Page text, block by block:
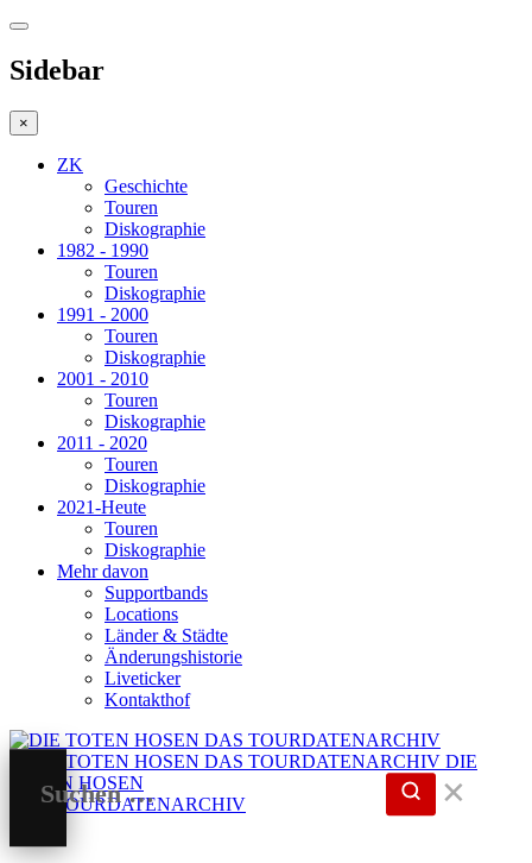
Sidebar
×
ZK
Geschichte
Touren
Diskographie
1982 - 1990
Touren
Diskographie
1991 - 2000
Touren
Diskographie
2001 - 2010
Touren
Diskographie
2011 - 2020
Touren
Diskographie
2021-Heute
Touren
Diskographie
Mehr davon
Supportbands
Locations
Länder & Städte
Änderungshistorie
Liveticker
Kontakthof
DIE
TOTEN HOSEN
DAS TOURDATENARCHIV
✕